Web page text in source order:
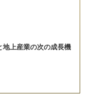
地上産業の次の成長機